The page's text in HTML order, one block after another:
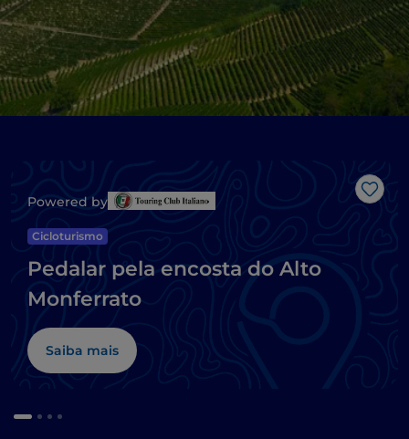
Powered by
Cicloturismo
Pedalar pela encosta do Alto
Monferrato
Saiba mais